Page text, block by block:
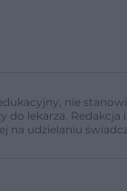
nie
do lekarza.
na udzielaniu